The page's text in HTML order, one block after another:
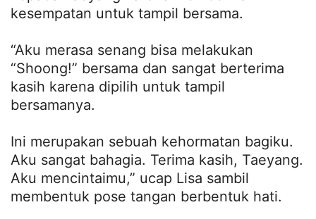
kesempatan untuk tampil bersama.
“Aku merasa senang bisa melakukan
“Shoong!” bersama dan sangat berterima
kasih karena dipilih untuk tampil
bersamanya.
Ini merupakan sebuah kehormatan bagiku.
Aku sangat bahagia. Terima kasih, Taeyang.
Aku mencintaimu,” ucap Lisa sambil
membentuk pose tangan berbentuk hati.